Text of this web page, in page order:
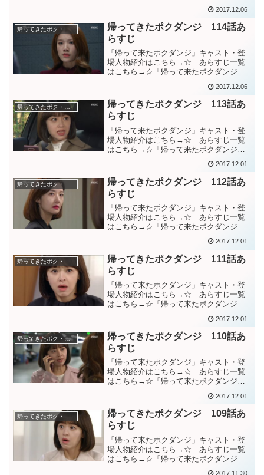
ていたミンギュをウン女史が揺さぶり、
ミンギュが頭をベッドに打ち付けたの映
像を見て、衝撃を受けるソ...
2017.12.06
帰ってきたポク・ダンジ（棘と蜜）
帰ってきたポクダンジ 114話あ
らすじ
「帰って来たポクダンジ」キャスト・登
場人物紹介はこちら→☆ あらすじ一覧
はこちら→☆「帰って来たボクダンジ」
追われ、ファヨンはミンギュの事故の件
で逮捕される。ミンギュが事故のせいで
亡くなったのではないと...
2017.12.06
帰ってきたポクダンジ 113話あ
らすじ
「帰って来たポクダンジ」キャスト・登
場人物紹介はこちら→☆ あらすじ一覧
はこちら→☆「帰って来たボクダンジ」
そうと向かうジェジンたちを力づくで止
めようとするソジン。ソジンたちから逃
げながら、持っている録音...
2017.12.01
帰ってきたポク・ダンジ（棘と蜜）
帰ってきたポクダンジ 112話あ
らすじ
「帰って来たポクダンジ」キャスト・登
場人物紹介はこちら→☆ あらすじ一覧
はこちら→☆「帰って来たボクダンジ」
いるソジンを見て、驚くダンジとジョン
ウク。チェ秘書が亡くなったと信じられ
ないジョンウク達は、”確...
2017.12.01
帰ってきたポクダンジ 111話あ
らすじ
「帰って来たポクダンジ」キャスト・登
場人物紹介はこちら→☆ あらすじ一覧
はこちら→☆「帰って来たボクダンジ」
に生涯守っている子供がいる”と話してい
たことをダンジに話すジョンウク母。フ
ァヨンが持って来た書...
2017.12.01
帰ってきたポク・ダンジ（棘と蜜）
帰ってきたポクダンジ 110話あ
らすじ
「帰って来たポクダンジ」キャスト・登
場人物紹介はこちら→☆ あらすじ一覧
はこちら→☆「帰って来たボクダンジ」
って一人で捕まれとファヨンに取引を持
ち掛けるウン女史。”本当に公証してくれ
るのか？”とウン女史に...
2017.12.01
帰ってきたポクダンジ 109話あ
らすじ
「帰って来たポクダンジ」キャスト・登
場人物紹介はこちら→☆ あらすじ一覧
はこちら→☆「帰って来たボクダンジ」
2017.11.30